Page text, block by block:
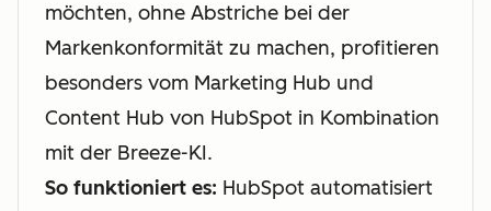
möchten, ohne Abstriche bei der
Markenkonformität zu machen, profitieren
besonders vom Marketing Hub und
Content Hub von HubSpot in Kombination
mit der Breeze-KI.
So funktioniert es: HubSpot automatisiert